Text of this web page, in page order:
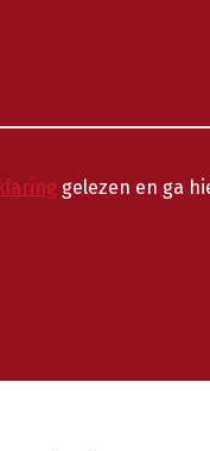
gelezen en ga